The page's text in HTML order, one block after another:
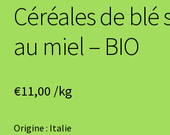
Céréales de blé
au miel – BIO
€11,00 /kg
Origine : Italie